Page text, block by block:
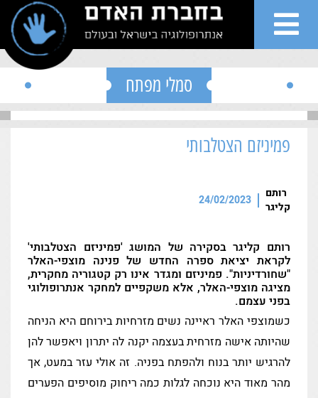
סמלי מפתח
פמיניזם הצטלבותי
רותם
קליגר
24/02/2023
רותם קליגר בסקירה של המושג 'פמיניזם הצטלבותי'
לקראת יציאת ספרה החדש של פנינה מוצפי-האלר
"שחורדיניות". פמיניזם ומגדר אינו רק קטגוריה מחקרית,
מציגה מוצפי-האלר, אלא משקפיים למחקר אנתרופולוגי
בפני עצמם.
כשמוצפי האלר ראיינה נשים מזרחיות בירוחם היא הניחה
שהיותה אישה מזרחית בעצמה יקנה לה יתרון ויאפשר להן
להרגיש יותר בנוח ולהפתח בפניה. זה אולי עזר במעט, אך
מהר מאוד היא נוכחה לגלות כמה ריחוק מוסיפים הפערים